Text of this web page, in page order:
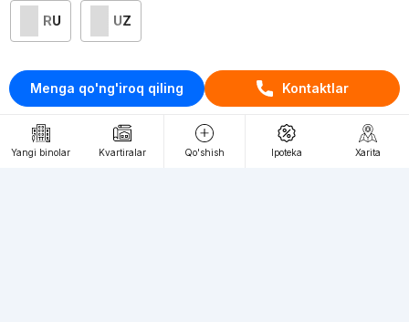
Menga qo'ng'iroq qiling Kontaktlar
Yangi binolar Kvartiralar Qo'shish Ipoteka Xarita
RU UZ
Kontaktlar
loyiha haqida
Webnow © loyihasi